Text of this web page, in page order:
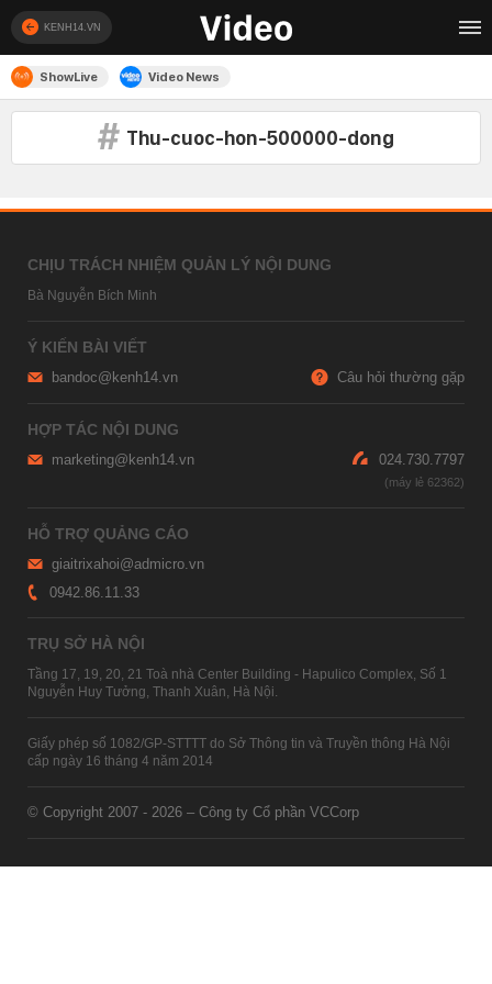
KENH14.VN
ShowLive Video News
Thu-cuoc-hon-500000-dong
CHỊU TRÁCH NHIỆM QUẢN LÝ NỘI DUNG
Bà Nguyễn Bích Minh
Ý KIẾN BÀI VIẾT
bandoc@kenh14.vn Câu hỏi thường gặp
HỢP TÁC NỘI DUNG
marketing@kenh14.vn 024.730.7797
HỖ TRỢ QUẢNG CÁO
giaitrixahoi@admicro.vn
0942.86.11.33
TRỤ SỞ HÀ NỘI
Tầng 17, 19, 20, 21 Toà nhà Center Building - Hapulico Complex, Số 1
Nguyễn Huy Tưởng, Thanh Xuân, Hà Nội.
Giấy phép số 1082/GP-STTTT do Sở Thông tin và Truyền thông Hà Nội
cấp ngày 16 tháng 4 năm 2014
© Copyright 2007 - 2026 – Công ty Cổ phần VCCorp